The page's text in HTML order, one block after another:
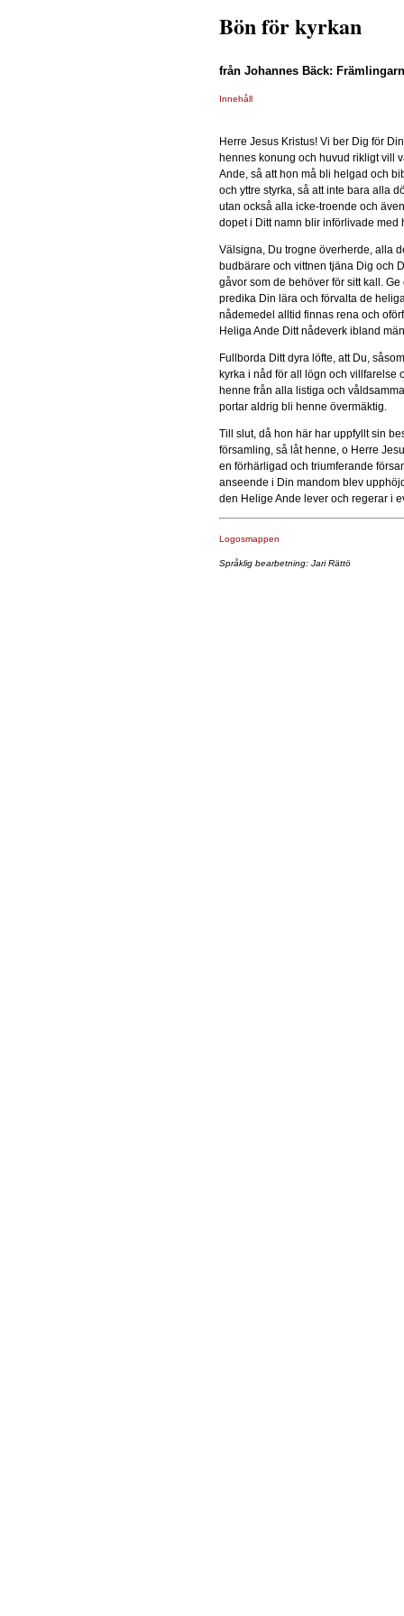
Bön för kyrkan
från Johannes Bäck:
Innehåll
Herre Jesus Kristus! Vi ber Dig för
hennes konung och huvud rikligt vill
Ande, så att hon må bli helgad och
och yttre styrka, så att inte bara alla
utan också alla icke-troende och
dopet i Ditt namn blir införlivade med
Välsigna, Du trogne överherde, alla
budbärare och vittnen tjäna Dig och
gåvor som de behöver för sitt kall.
predika Din lära och förvalta de
nådemedel alltid finnas rena och
Heliga Ande Ditt nådeverk ibland
Fullborda Ditt dyra löfte, att Du,
kyrka i nåd för all lögn och villfarelse
henne från alla listiga och
portar aldrig bli henne övermäktig.
Till slut, då hon här har uppfyllt sin
församling, så låt henne, o Herre
en förhärligad och triumferande
anseende i Din mandom blev
den Helige Ande lever och regerar i
Logosmappen
Språklig bearbetning: Jari Rättö